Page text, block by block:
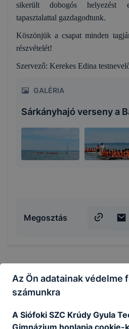
sikerült dobogós helyezést
tapasztalattal gazdagodtunk.
Köszönjük a csapat minden
részvételét!
Szervező: Kerekes Edina
GALÉRIA
Sárkányhajó verseny a
Megosztás
KAPCSOLÓDÓ HÍREK
Az Ön adatainak védelme
számunkra
A Siófoki SZC Krúdy Gyula
Gimnázium honlapja cookie-